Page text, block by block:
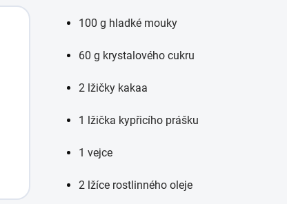
100 g hladké mouky
60 g krystalového cukru
2 lžičky kakaa
1 lžička kypřicího prášku
1 vejce
2 lžíce rostlinného oleje